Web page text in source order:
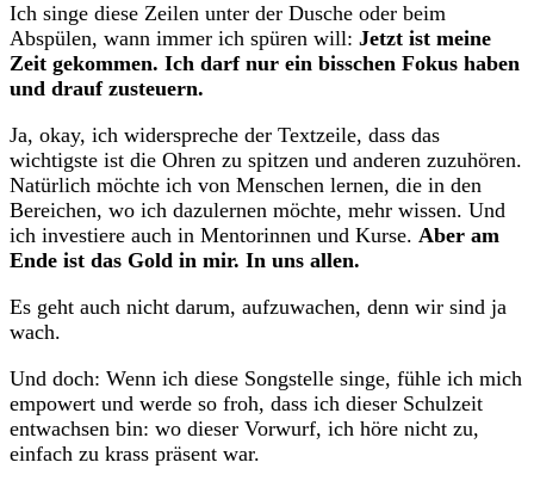
Ich singe diese Zeilen unter der Dusche oder beim
Abspülen, wann immer ich spüren will: Jetzt ist meine
Zeit gekommen. Ich darf nur ein bisschen Fokus haben
und drauf zusteuern.
Ja, okay, ich widerspreche der Textzeile, dass das
wichtigste ist die Ohren zu spitzen und anderen zuzuhören.
Natürlich möchte ich von Menschen lernen, die in den
Bereichen, wo ich dazulernen möchte, mehr wissen. Und
ich investiere auch in Mentorinnen und Kurse. Aber am
Ende ist das Gold in mir. In uns allen.
Es geht auch nicht darum, aufzuwachen, denn wir sind ja
wach.
Und doch: Wenn ich diese Songstelle singe, fühle ich mich
empowert und werde so froh, dass ich dieser Schulzeit
entwachsen bin: wo dieser Vorwurf, ich höre nicht zu,
einfach zu krass präsent war.